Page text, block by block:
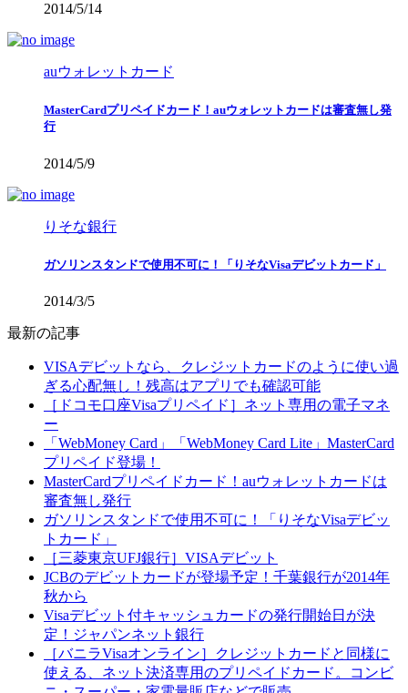
2014/5/14
auウォレットカード
MasterCardプリペイドカード！auウォレットカードは審査無し発
行
2014/5/9
りそな銀行
ガソリンスタンドで使用不可に！「りそなVisaデビットカード」
2014/3/5
最新の記事
VISAデビットなら、クレジットカードのように使い過
ぎる心配無し！残高はアプリでも確認可能
［ドコモ口座Visaプリペイド］ネット専用の電子マネ
ー
「WebMoney Card」「WebMoney Card Lite」MasterCard
プリペイド登場！
MasterCardプリペイドカード！auウォレットカードは
審査無し発行
ガソリンスタンドで使用不可に！「りそなVisaデビッ
トカード」
［三菱東京UFJ銀行］VISAデビット
JCBのデビットカードが登場予定！千葉銀行が2014年
秋から
Visaデビット付キャッシュカードの発行開始日が決
定！ジャパンネット銀行
［バニラVisaオンライン］クレジットカードと同様に
使える、ネット決済専用のプリペイドカード。コンビ